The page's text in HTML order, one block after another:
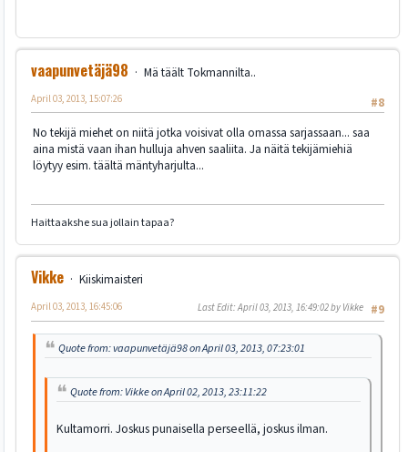
vaapunvetäjä98
Mä täält Tokmannilta..
#8
April 03, 2013, 15:07:26
No tekijä miehet on niitä jotka voisivat olla omassa sarjassaan... saa
aina mistä vaan ihan hulluja ahven saaliita. Ja näitä tekijämiehiä
löytyy esim. täältä mäntyharjulta...
Haittaakshe sua jollain tapaa?
Vikke
Kiiskimaisteri
#9
April 03, 2013, 16:45:06 Last Edit: April 03, 2013, 16:49:02 by Vikke
Quote from: vaapunvetäjä98 on April 03, 2013, 07:23:01
Quote from: Vikke on April 02, 2013, 23:11:22
Kultamorri. Joskus punaisella perseellä, joskus ilman.